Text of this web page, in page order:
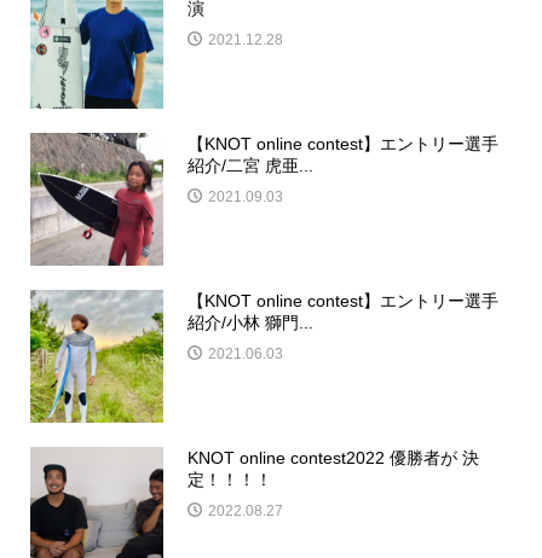
演
2021.12.28
【KNOT online contest】エントリー選手
紹介/二宮 虎亜...
2021.09.03
【KNOT online contest】エントリー選手
紹介/小林 獅門...
2021.06.03
KNOT online contest2022 優勝者が 決
定！！！！
2022.08.27